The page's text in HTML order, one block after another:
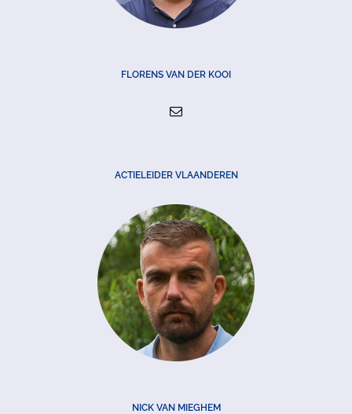
FLORENS VAN DER KOOI
ACTIELEIDER VLAANDEREN
NICK VAN MIEGHEM